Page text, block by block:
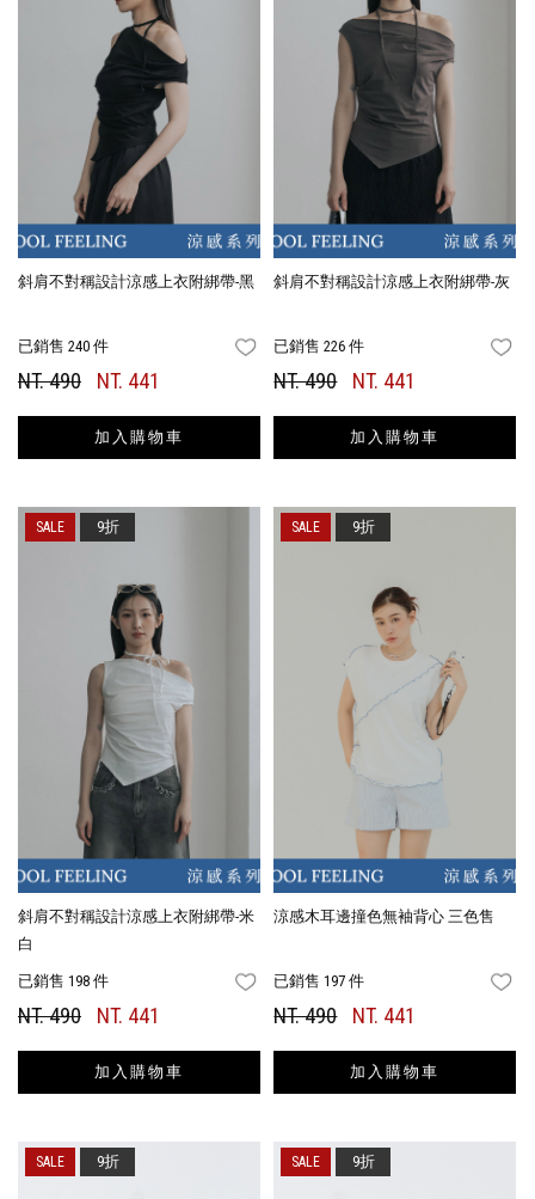
斜肩不對稱設計涼感上衣附綁帶-黑
已銷售 240 件 FAVORITES
NT. 490 NT. 441
加入購物車
斜肩不對稱設計涼感上衣附綁帶-灰
已銷售 226 件
NT. 490 NT. 441
加入購物車
斜肩不對稱設計涼感上衣附綁帶-米
白
已銷售 198 件 FAVORITES
NT. 490 NT. 441
加入購物車
9折
涼感木耳邊撞色無袖背心 三色售
已銷售 197 件
NT. 490 NT. 441
加入購物車
9折
9折 9折